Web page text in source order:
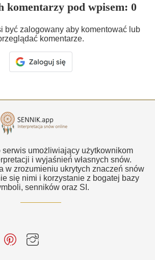
komentarzy pod wpisem: 0
być zalogowany aby komentować lub
komentarze.
serwis umożliwiający użytkownikom
i wyjaśnień własnych snów.
w zrozumieniu ukrytych znaczeń snów
się nimi i korzystanie z bogatej bazy
senników oraz SI.